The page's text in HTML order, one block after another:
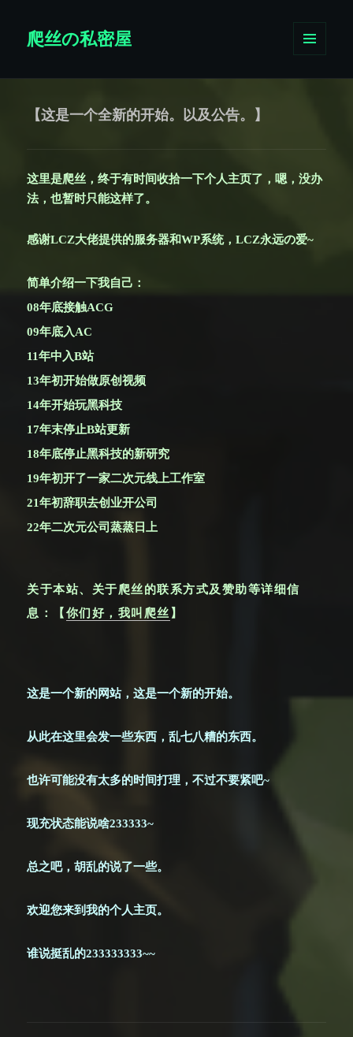
爬丝の私密屋
挂件
【这是一个全新的开始。以及公告。】
这里是爬丝，终于有时间收拾一下个人主页了，嗯，没办
法，也暂时只能这样了。
感谢LCZ大佬提供的服务器和WP系统，LCZ永远の爱~
简单介绍一下我自己：
08年底接触ACG
09年底入AC
11年中入B站
13年初开始做原创视频
14年开始玩黑科技
17年末停止B站更新
18年底停止黑科技的新研究
19年初开了一家二次元线上工作室
21年初辞职去创业开公司
22年二次元公司蒸蒸日上
关于本站、关于爬丝的联系方式及赞助等详细信
息：【你们好，我叫爬丝 】
这是一个新的网站，这是一个新的开始。
从此在这里会发一些东西，乱七八糟的东西。
也许可能没有太多的时间打理，不过不要紧吧~
现充状态能说啥233333~
总之吧，胡乱的说了一些。
欢迎您来到我的个人主页。
谁说挺乱的233333333~~